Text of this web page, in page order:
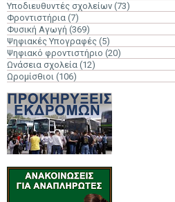
Υποδιευθυντές σχολείων (73)
Φροντιστήρια (7)
Φυσική Αγωγή (369)
Ψηφιακές Υπογραφές (5)
Ψηφιακό φροντιστήριο (20)
Ωνάσεια σχολεία (12)
Ωρομίσθιοι (106)